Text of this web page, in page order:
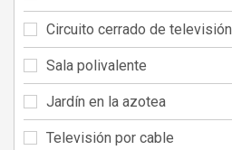
Circuito cerrado de televisión
Sala polivalente
Jardín en la azotea
Televisión por cable